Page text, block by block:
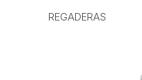
REGADERAS